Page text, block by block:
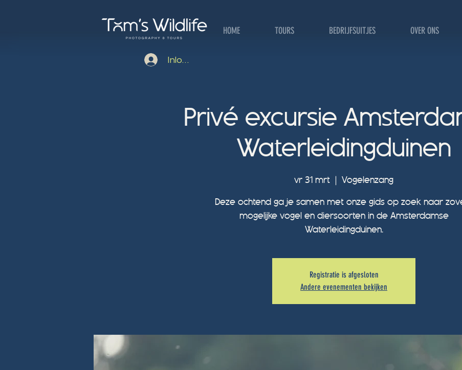
HOME TOURS BEDRIJFSUITJES OVER ONS
Inloggen
Privé excursie
Waterleidingduinen
vr 31 mrt
  |
Vogelenzang
Deze ochtend ga je samen met onze gids op zoek naar
mogelijke vogel en diersoorten in de Amsterdamse
Waterleidingduinen.
Registratie is afgesloten
Andere evenementen bekijken